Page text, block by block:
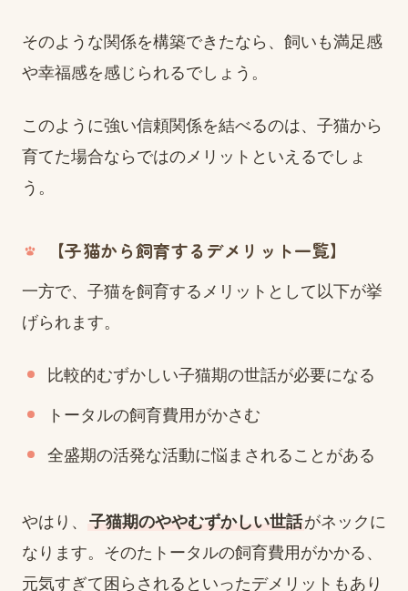
そのような関係を構築できたなら、飼いも満足感
や幸福感を感じられるでしょう。
このように強い信頼関係を結べるのは、子猫から
育てた場合ならではのメリットといえるでしょ
う。
【子猫から飼育するデメリット一覧】
一方で、子猫を飼育するメリットとして以下が挙
げられます。
比較的むずかしい子猫期の世話が必要になる
トータルの飼育費用がかさむ
全盛期の活発な活動に悩まされることがある
やはり、 子猫期のややむずかしい世話がネックに
なります。そのたトータルの飼育費用がかかる、
元気すぎて困らされるといったデメリットもあり